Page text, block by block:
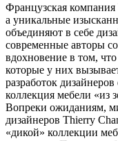
Французская компания
а уникальные
объединяют в себе
современные авторы
вдохновение в том,
которые у них
разработок дизайнеров
коллекция мебели «из
Вопреки ожиданиям,
дизайнеров Thierry
«дикой» коллекции